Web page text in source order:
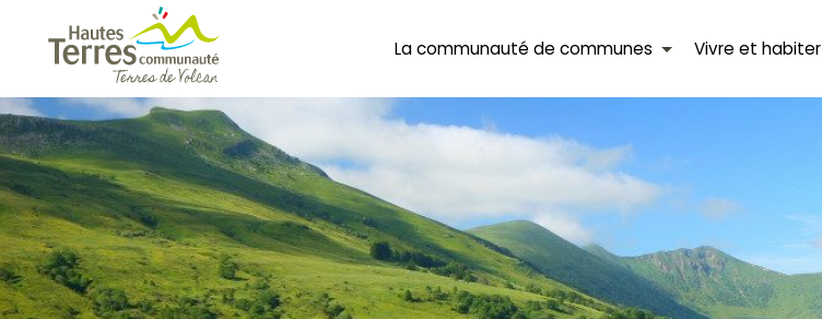
La communauté de communes Vivre et habiter